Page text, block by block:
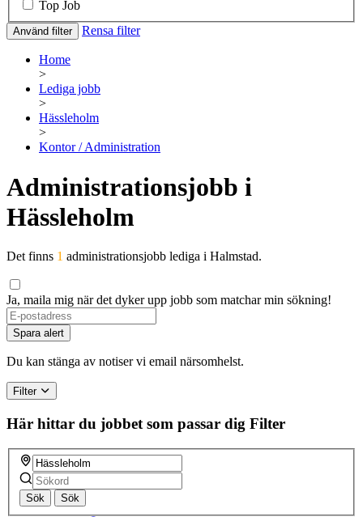
Top Job
Använd filter Rensa filter
Home
>
Lediga jobb
>
Hässleholm
>
Kontor / Administration
Administrationsjobb i
Hässleholm
Det finns 1 administrationsjobb lediga i Halmstad.
Ja, maila mig när det dyker upp jobb som matchar min sökning!
Spara alert
Du kan stänga av notiser vi email närsomhelst.
Filter
Här hittar du jobbet som passar dig Filter
Sök Sök